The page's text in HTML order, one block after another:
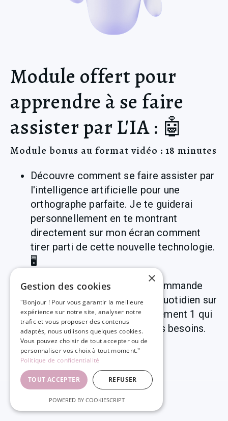
Module offert pour
apprendre à se faire
assister par L'IA : 🤖
Module bonus au format vidéo : 18 minutes
Découvre comment se faire assister par
l'intelligence artificielle pour une
orthographe parfaite. Je te guiderai
personnellement en te montrant
directement sur mon écran comment
tirer parti de cette nouvelle technologie.
🖥️
Les 4 logiciels que je te recommande
d'essayer pour t'assister au quotidien sur
tous tes écrits. Il y en a forcément 1 qui
est parfaitement adapté à tes besoins.
😉
×
Gestion des cookies
"Bonjour ! Pour vous garantir la meilleure
expérience sur notre site, analyser notre
trafic et vous proposer des contenus
adaptés, nous utilisons quelques cookies.
Vous pouvez choisir de tout accepter ou de
personnaliser vos choix à tout moment."
Politique de confidentialité
TOUT ACCEPTER REFUSER
POWERED BY COOKIESCRIPT